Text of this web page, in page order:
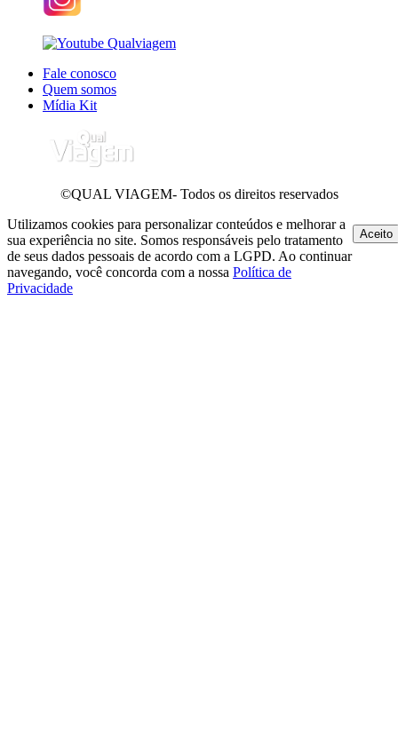
Fale conosco
Quem somos
Mídia Kit
©QUAL VIAGEM- Todos os direitos reservados
Utilizamos cookies para personalizar conteúdos e melhorar a
sua experiência no site. Somos responsáveis pelo tratamento
de seus dados pessoais de acordo com a LGPD. Ao continuar
navegando, você concorda com a nossa Política de
Privacidade
Aceito